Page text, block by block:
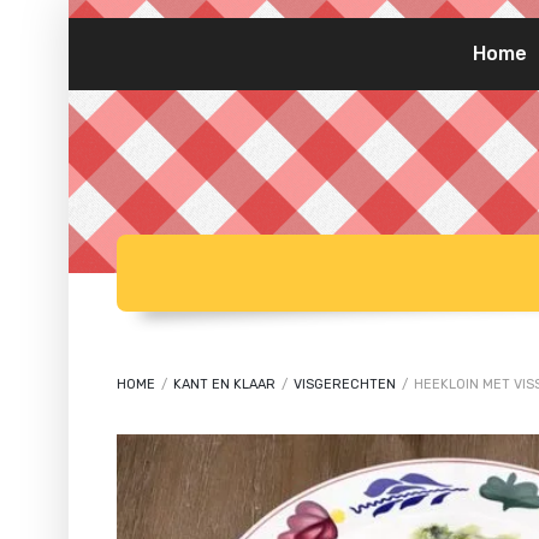
Home
HOME / KANT EN KLAAR / VISGERECHTEN / HEEKLOIN MET